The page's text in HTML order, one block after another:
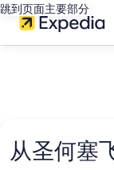
跳到页面主要部分
从圣何塞